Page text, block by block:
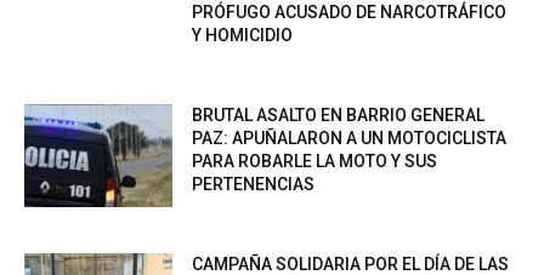
PRÓFUGO ACUSADO DE NARCOTRÁFICO
Y HOMICIDIO
BRUTAL ASALTO EN BARRIO GENERAL
PAZ: APUÑALARON A UN MOTOCICLISTA
PARA ROBARLE LA MOTO Y SUS
PERTENENCIAS
CAMPAÑA SOLIDARIA POR EL DÍA DE LAS